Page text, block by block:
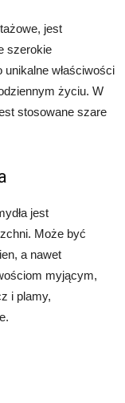
jest
szerokie
właściwości
życiu. W
stosowane szare
jest
Może być
a nawet
myjącym,
i plamy,